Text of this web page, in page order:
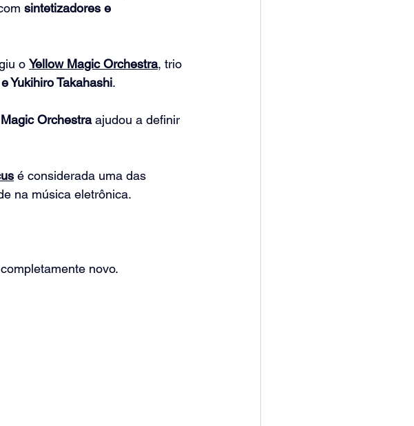
sintetizadores e
o Yellow Magic Orchestra, trio
Yukihiro Takahashi.
Orchestra ajudou a definir
é considerada uma das
na música eletrônica.
novo.